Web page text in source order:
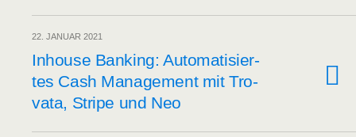
22. JANUAR 2021
Inhouse Ban­king: Auto­ma­ti­sier­
tes Cash Manage­ment mit Tro­
vata, Stri­pe und Neo